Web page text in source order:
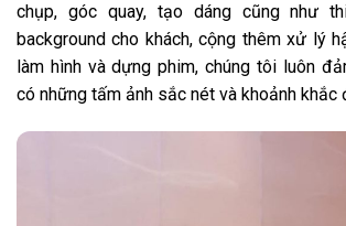
chụp, góc quay, tạo dáng cũng như
background cho khách, cộng thêm xử lý
làm hình và dựng phim, chúng tôi luôn
có những tấm ảnh sắc nét và khoảnh khắc